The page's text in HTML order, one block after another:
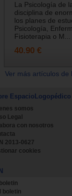
La Psicología de
disciplina de
los planes de
Psicología,
Fisioterapia o M...
40.90 €
Ver más artículos
EspacioLogopédico
somos
Legal
con nosotros
2013-0627
cookies
boletin